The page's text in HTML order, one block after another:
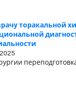
торакальной